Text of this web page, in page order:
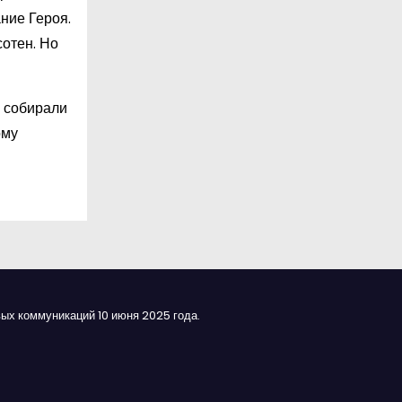
Героя.
Но
коммуникаций 10 июня 2025 года.